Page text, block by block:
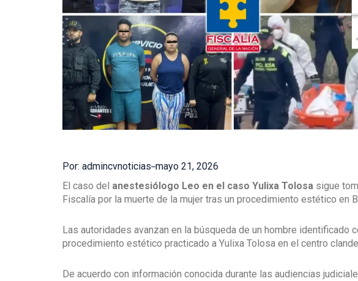
Por: admincvnoticias mayo 21, 2026
El caso del anestesiólogo Leo en el caso Yulixa Tolosa sigue
Fiscalía por la muerte de la mujer tras un procedimiento estético en
Las autoridades avanzan en la búsqueda de un hombre identificado
procedimiento estético practicado a Yulixa Tolosa en el centro
De acuerdo con información conocida durante las audiencias